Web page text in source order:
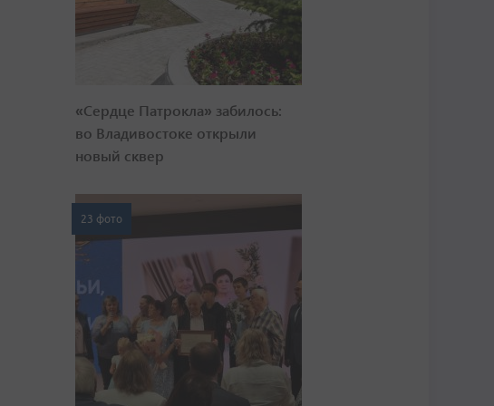
«Сердце Патрокла» забилось:
во Владивостоке открыли
новый сквер
23 фото